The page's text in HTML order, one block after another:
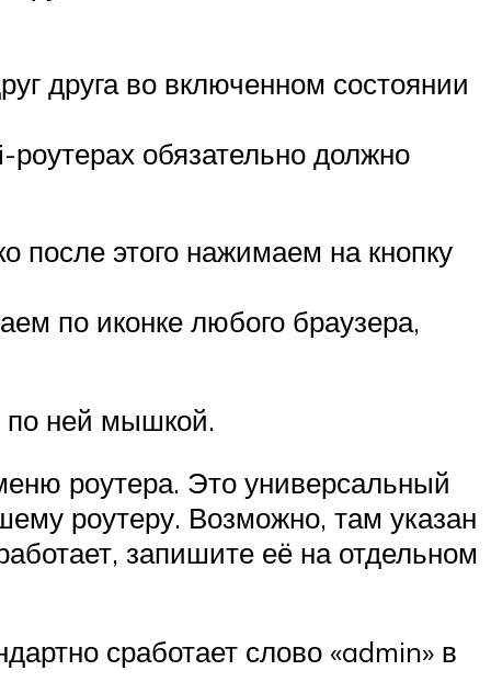
друга во включенном состоянии
обязательно должно
после этого нажимаем на кнопку
по иконке любого браузера,
по ней мышкой.
роутера. Это универсальный
роутеру. Возможно, там указан
запишите её на отдельном
сработает слово «admin» в